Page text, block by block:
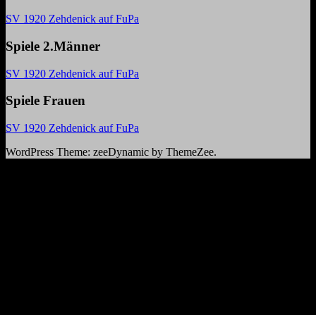
SV 1920 Zehdenick auf FuPa
Spiele 2.Männer
SV 1920 Zehdenick auf FuPa
Spiele Frauen
SV 1920 Zehdenick auf FuPa
WordPress Theme: zeeDynamic by ThemeZee.